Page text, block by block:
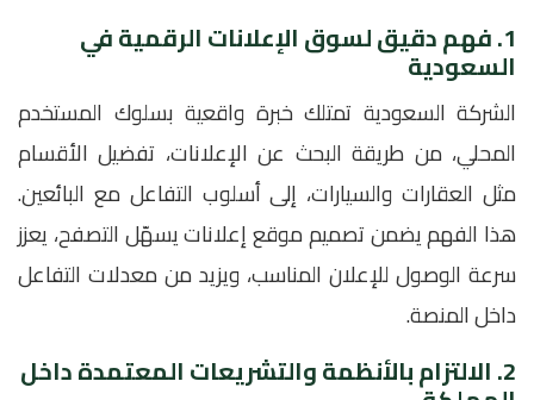
1. فهم دقيق لسوق الإعلانات الرقمية في
السعودية
الشركة السعودية تمتلك خبرة واقعية بسلوك المستخدم
المحلي، من طريقة البحث عن الإعلانات، تفضيل الأقسام
مثل العقارات والسيارات، إلى أسلوب التفاعل مع البائعين.
هذا الفهم يضمن تصميم موقع إعلانات يسهّل التصفح، يعزز
سرعة الوصول للإعلان المناسب، ويزيد من معدلات التفاعل
داخل المنصة.
2. الالتزام بالأنظمة والتشريعات المعتمدة داخل